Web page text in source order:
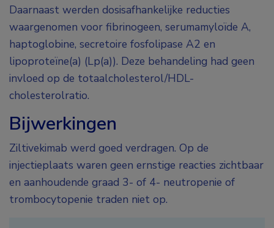
Daarnaast werden dosisafhankelijke reducties
waargenomen voor fibrinogeen, serumamyloïde A,
haptoglobine, secretoire fosfolipase A2 en
lipoproteïne(a) (Lp(a)). Deze behandeling had geen
invloed op de totaalcholesterol/HDL-
cholesterolratio.
Bijwerkingen
Ziltivekimab werd goed verdragen. Op de
injectieplaats waren geen ernstige reacties zichtbaar
en aanhoudende graad 3- of 4- neutropenie of
trombocytopenie traden niet op.